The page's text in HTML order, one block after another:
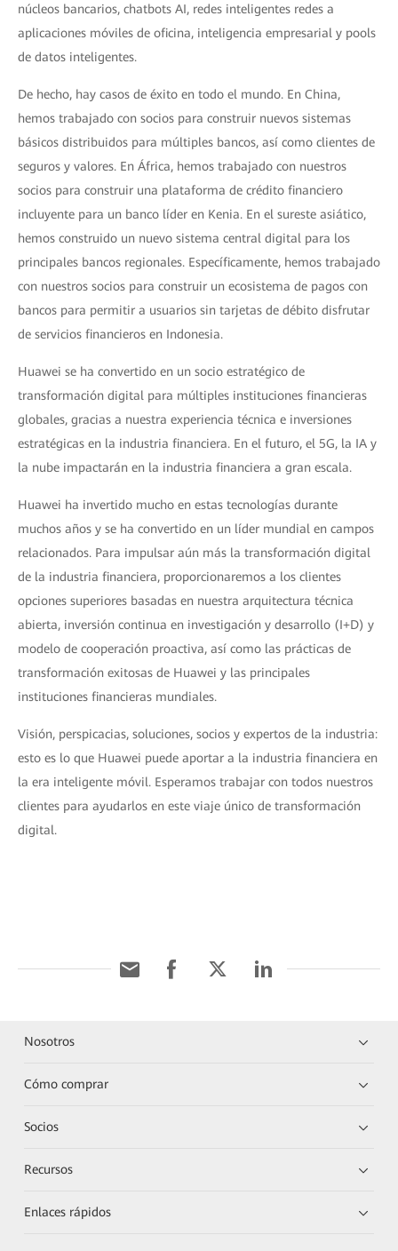
núcleos bancarios, chatbots AI, redes inteligentes redes a
aplicaciones móviles de oficina, inteligencia empresarial y pools
de datos inteligentes.
De hecho, hay casos de éxito en todo el mundo. En China,
hemos trabajado con socios para construir nuevos sistemas
básicos distribuidos para múltiples bancos, así como clientes de
seguros y valores. En África, hemos trabajado con nuestros
socios para construir una plataforma de crédito financiero
incluyente para un banco líder en Kenia. En el sureste asiático,
hemos construido un nuevo sistema central digital para los
principales bancos regionales. Específicamente, hemos trabajado
con nuestros socios para construir un ecosistema de pagos con
bancos para permitir a usuarios sin tarjetas de débito disfrutar
de servicios financieros en Indonesia.
Huawei se ha convertido en un socio estratégico de
transformación digital para múltiples instituciones financieras
globales, gracias a nuestra experiencia técnica e inversiones
estratégicas en la industria financiera. En el futuro, el 5G, la IA y
la nube impactarán en la industria financiera a gran escala.
Huawei ha invertido mucho en estas tecnologías durante
muchos años y se ha convertido en un líder mundial en campos
relacionados. Para impulsar aún más la transformación digital
de la industria financiera, proporcionaremos a los clientes
opciones superiores basadas en nuestra arquitectura técnica
abierta, inversión continua en investigación y desarrollo (I+D) y
modelo de cooperación proactiva, así como las prácticas de
transformación exitosas de Huawei y las principales
instituciones financieras mundiales.
Visión, perspicacias, soluciones, socios y expertos de la industria:
esto es lo que Huawei puede aportar a la industria financiera en
la era inteligente móvil. Esperamos trabajar con todos nuestros
clientes para ayudarlos en este viaje único de transformación
digital.
Nosotros
Cómo comprar
Socios
Recursos
Enlaces rápidos